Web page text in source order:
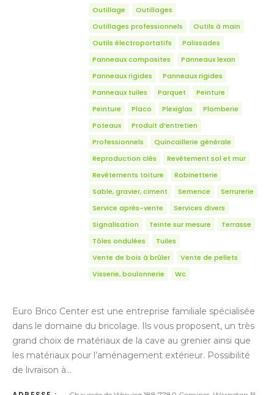
Outillage
Outillages
Outillages professionnels
Outils à main
Outils électroportatifs
Palissades
Panneaux composites
Panneaux lexan
Panneaux rigides
Panneaux rigides
Panneaux tuiles
Parquet
Peinture
Peinture
Placo Plexiglas
Plomberie
Poteaux
Produit d’entretien
Professionnels
Quincaillerie générale
Reproduction clés
Revêtement sol et mur
Revêtements toiture
Robinetterie
Sable, gravier, ciment
Semence
Serrurerie
Service après-vente
Services divers
Signalisation
Teinte sur mesure
Terrasse
Tôles ondulées
Tuiles
Vente de bois à brûler
Vente de pellets
Visserie, boulonnerie
Wc
Euro Brico Center est une entreprise familiale spécialisée
dans le domaine du bricolage. Ils vous proposent, un très
grand choix de matériaux de la cave au grenier ainsi que
les matériaux pour l’aménagement extérieur. Possibilité
de livraison à…